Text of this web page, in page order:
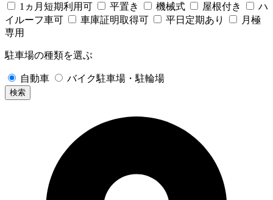
1ヵ月短期利用可
平置き 機械式 屋根付き
ハ
イルーフ車可
車庫証明取得可 平日定期あり
月極
専用
駐車場の種類を選ぶ
自動車 バイク駐車場・駐輪場
検索